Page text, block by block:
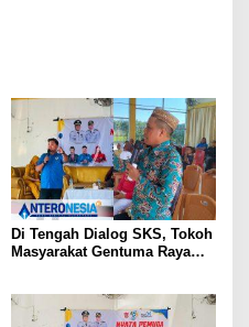
Di Tengah Dialog SKS, Tokoh
Masyarakat Gentuma Raya
Misteri